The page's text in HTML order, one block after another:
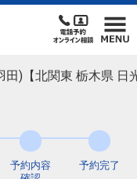
)【北関東 栃木県 日
予約内容
予約完了